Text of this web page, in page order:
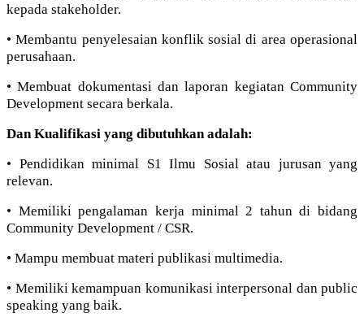
kepada stakeholder.
• Membantu penyelesaian konflik sosial di area operasional
perusahaan.
• Membuat dokumentasi dan laporan kegiatan Community
Development secara berkala.
Dan Kualifikasi yang dibutuhkan adalah:
• Pendidikan minimal S1 Ilmu Sosial atau jurusan yang
relevan.
• Memiliki pengalaman kerja minimal 2 tahun di bidang
Community Development / CSR.
• Mampu membuat materi publikasi multimedia.
• Memiliki kemampuan komunikasi interpersonal dan public
speaking yang baik.